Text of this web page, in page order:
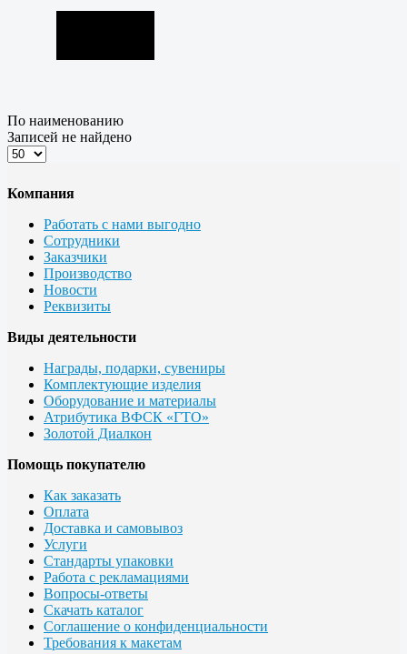
По наименованию
Записей не найдено
Компания
Работать с нами выгодно
Сотрудники
Заказчики
Производство
Новости
Реквизиты
Виды деятельности
Награды, подарки, сувениры
Комплектующие изделия
Оборудование и материалы
Атрибутика ВФСК «ГТО»
Золотой Диалкон
Помощь покупателю
Как заказать
Оплата
Доставка и самовывоз
Услуги
Стандарты упаковки
Работа с рекламациями
Вопросы-ответы
Скачать каталог
Соглашение о конфиденциальности
Требования к макетам